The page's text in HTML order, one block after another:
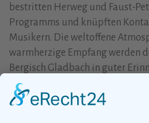
bestritten Herweg und Faust-
Programms und knüpften
Musikern. Die weltoffene
warmherzige Empfang werden
Bergisch Gladbach in guter
Lesen Sie auch die Reden von